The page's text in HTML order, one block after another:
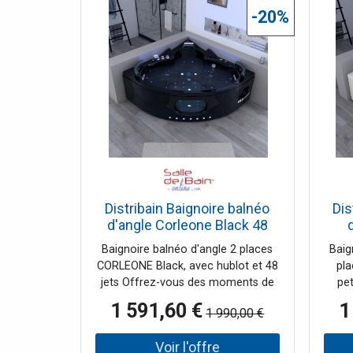
jets d'hydromassage couplés à 15
lumières pour profiter des bienfaits
de la chromothérapie! Pour
l'esthétique, laissez-vous charmer
par l'élégance de la robinetterie
dauphin chromée, la touche
originale de cette baignoire spa
performante. Le + : pratiques les 2
bacs de rangements integrés sur
les côtés!
7
Le
par
Distribain Baignoire balnéo
d'angle Corleone Black 48
jets Whirlpool
Baignoire balnéo d'angle 2 places
CORLEONE Black, avec hublot et 48
jets Offrez-vous des moments de
souhaitez avec cette baignoire
balnéo d'angle 2 places et ses 48
jets. Très performante, cette
1 591,60 € 1 990,00 €
-20%